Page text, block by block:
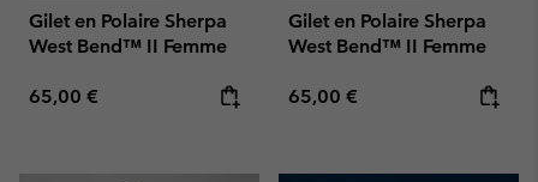
Gilet en Polaire Sherpa
West Bend™ II Femme
Regular price:
65,00 €
Gilet en Polaire Sherpa
West Bend™ II Femme
Regular price:
65,00 €